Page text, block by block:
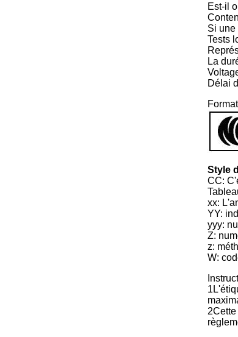
Est-il
Si une
Tests
La
Délai
Style
CC:
xx:
YY:
yyy:
Z:
z:
W: